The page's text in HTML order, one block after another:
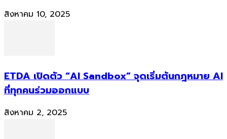
สิงหาคม 10, 2025
ETDA เปิดตัว “AI Sandbox” จุดเริ่มต้นกฎหมาย AI
ที่ทุกคนร่วมออกแบบ
สิงหาคม 2, 2025